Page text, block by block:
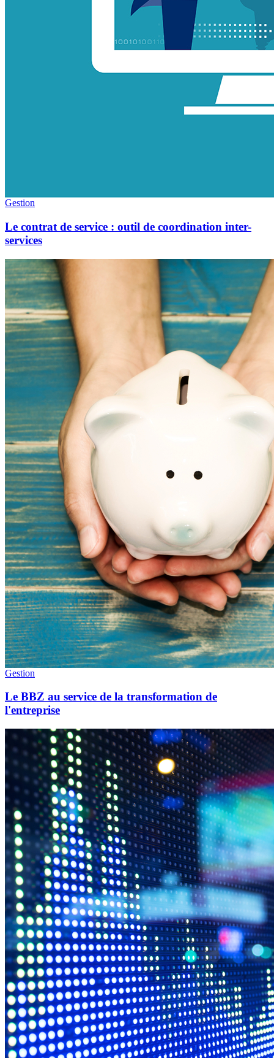
Gestion
Le contrat de service : outil de coordination inter-
services
Gestion
Le BBZ au service de la transformation de
l'entreprise